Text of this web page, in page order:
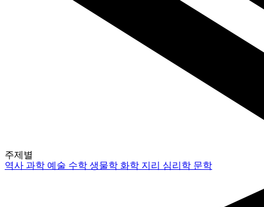
주제별
역사과학 예술 수학생물학 화학 지리 심리학 문학